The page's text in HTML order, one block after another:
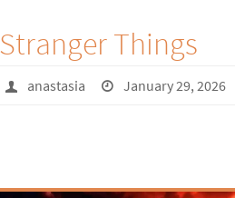
Stranger Things
anastasia January 29, 2026